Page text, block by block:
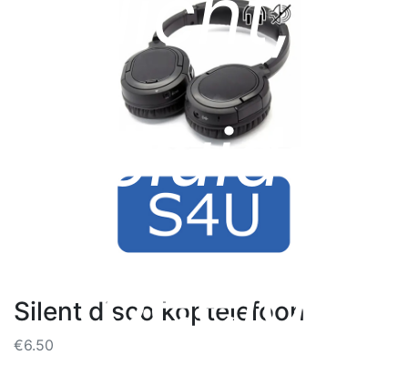
geluid &
beeld
Silent disco koptelefoon
€6.50